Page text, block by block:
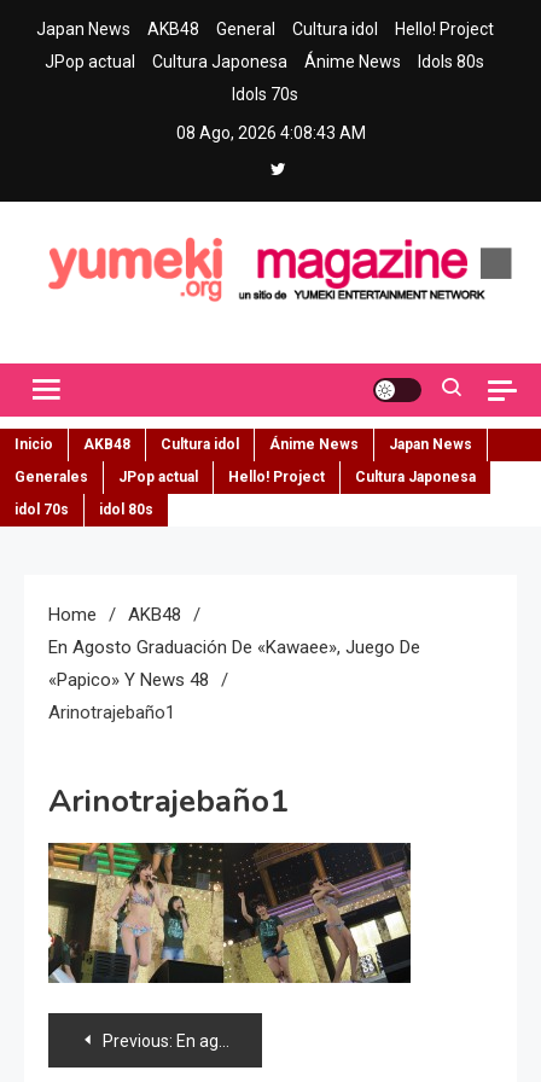
Japan News AKB48 General Cultura idol
Hello! Project
JPop actual
Cultura Japonesa Ánime News
Idols 80s
Idols 70s
08 Ago, 2026 4:08:44 AM
Inicio AKB48 Cultura idol Ánime News
Japan News
Generales
JPop actual Hello! Project
Cultura Japonesa
idol 70s
idol 80s
Home
AKB48
En Agosto Graduación De «Kawaee», Juego De
«Papico» Y News 48
Arinotrajebaño1
Arinotrajebaño1
Navegación
Previous: En agosto graduación de «Kawaee», juego de «Papico» y news 48